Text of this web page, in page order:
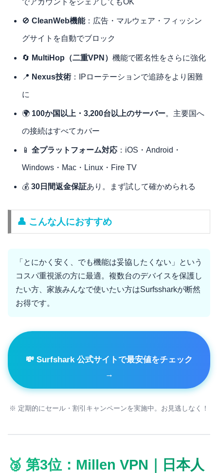
でアカウントをシェアしてもOK
🚫CleanWeb機能：広告・マルウェア・フィッシン
グサイトを自動でブロック
🔄 MultiHop（二重VPN）機能で匿名性をさらに強化
📍 Nexus技術 ：IPローテーションで追跡をより困難
に
🌍 100か国以上・3,200台以上のサーバー。主要国へ
の接続はすべてカバー
📱全プラットフォーム対応 ：iOS・Android・
Windows・Mac・Linux・Fire TV
💰30日間返金保証あり。まず試して確かめられる
👤 こんな人におすすめ
「とにかく安く、でも機能は妥協したくない」という
コスパ重視派の方に最適。複数台のデバイスを保護し
たい方、家族みんなで使いたい方はSurfssharkが断然
お得です。
💸 Surfshark 公式サイトで最安値をチェック
→
※ 定期的にセール・割引キャンペーンを実施中。お見逃しなく！
🥉 第3位：Millen VPN｜日本人